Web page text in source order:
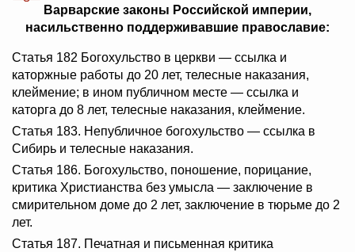
Варварские законы Российской империи,
насильственно поддерживавшие православие:
Статья 182 Богохульство в церкви — ссылка и
каторжные работы до 20 лет, телесные наказания,
клеймение; в ином публичном месте — ссылка и
каторга до 8 лет, телесные наказания, клеймение.
Статья 183. Непубличное богохульство — ссылка в
Сибирь и телесные наказания.
Статья 186. Богохульство, поношение, порицание,
критика Христианства без умысла — заключение в
смирительном доме до 2 лет, заключение в тюрьме до 2
лет.
Статья 187. Печатная и письменная критика